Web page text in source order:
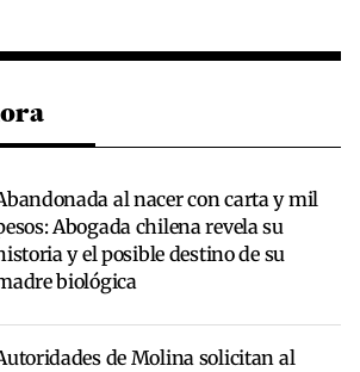
al nacer con carta y mil
Abogada chilena revela su
y el posible destino de su
biológica
de Molina solicitan al